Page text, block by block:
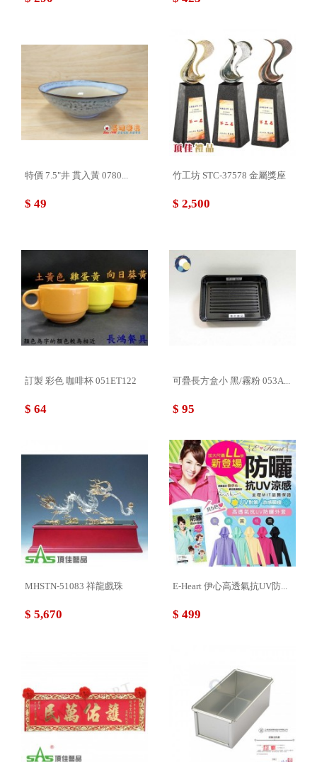
特價 7.5"井 貫入黃 0780...
$ 49
竹工坊 STC-37578 金屬獎座
$ 2,500
訂製 彩色 咖啡杯 051ET122
$ 64
可疊長方盒小 黑/霧粉 053A...
$ 95
MHSTN-51083 祥龍戲珠
$ 5,670
E-Heart 伊心高透氣抗UV防...
$ 499